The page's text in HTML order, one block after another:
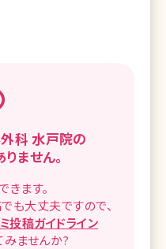
科 水戸院の
ません。
きます。
も大丈夫ですので、
投稿ガイドライン
みませんか?